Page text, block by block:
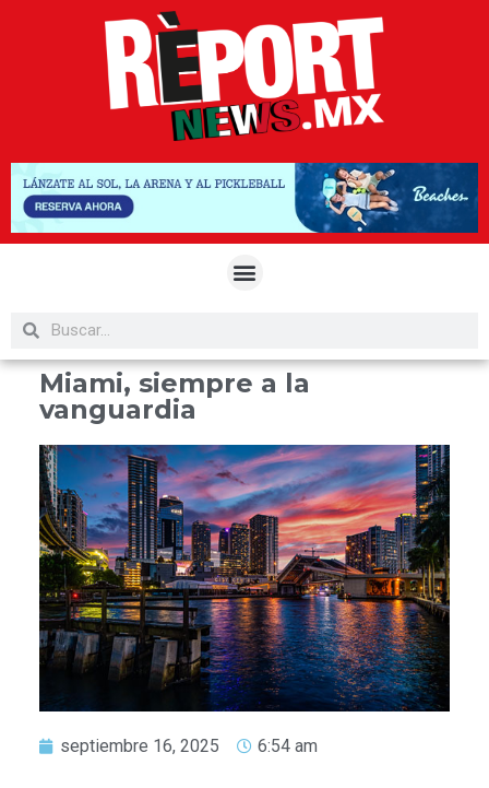
Miami, siempre a la
vanguardia
septiembre 16, 2025 6:54 am